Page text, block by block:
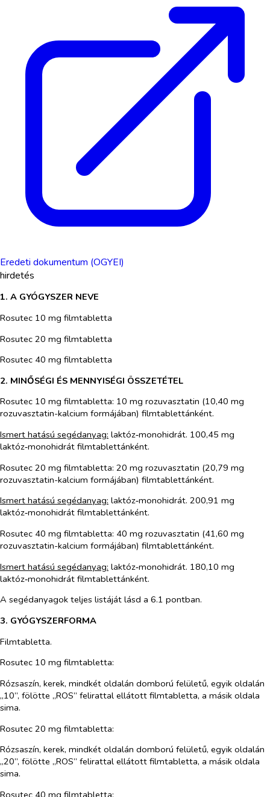
Eredeti dokumentum (OGYEI)
hirdetés
1. A GYÓGYSZER NEVE
Rosutec 10 mg filmtabletta
Rosutec 20 mg filmtabletta
Rosutec 40 mg filmtabletta
2. MINŐSÉGI ÉS MENNYISÉGI ÖSSZETÉTEL
Rosutec 10 mg filmtabletta: 10 mg rozuvasztatin (10,40 mg
rozuvasztatin-kalcium formájában) filmtablettánként.
Ismert hatású segédanyag: laktóz‑monohidrát. 100,45 mg
laktóz‑monohidrát filmtablettánként.
Rosutec 20 mg filmtabletta: 20 mg rozuvasztatin (20,79 mg
rozuvasztatin-kalcium formájában) filmtablettánként.
Ismert hatású segédanyag: laktóz‑monohidrát. 200,91 mg
laktóz‑monohidrát filmtablettánként.
Rosutec 40 mg filmtabletta: 40 mg rozuvasztatin (41,60 mg
rozuvasztatin-kalcium formájában) filmtablettánként.
Ismert hatású segédanyag: laktóz‑monohidrát. 180,10 mg
laktóz‑monohidrát filmtablettánként.
A segédanyagok teljes listáját lásd a 6.1 pontban.
3. GYÓGYSZERFORMA
Filmtabletta.
Rosutec 10 mg filmtabletta:
Rózsaszín, kerek, mindkét oldalán domború felületű, egyik oldalán
„10”, fölötte „ROS” felirattal ellátott filmtabletta, a másik oldala
sima.
Rosutec 20 mg filmtabletta:
Rózsaszín, kerek, mindkét oldalán domború felületű, egyik oldalán
„20”, fölötte „ROS” felirattal ellátott filmtabletta, a másik oldala
sima.
Rosutec 40 mg filmtabletta: